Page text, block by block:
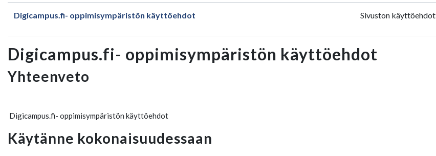
Digicampus.fi- oppimisympäristön käyttöehdot Sivuston käyttöehdot
Digicampus.fi- oppimisympäristön käyttöehdot
Yhteenveto
Digicampus.fi- oppimisympäristön käyttöehdot
Käytänne kokonaisuudessaan